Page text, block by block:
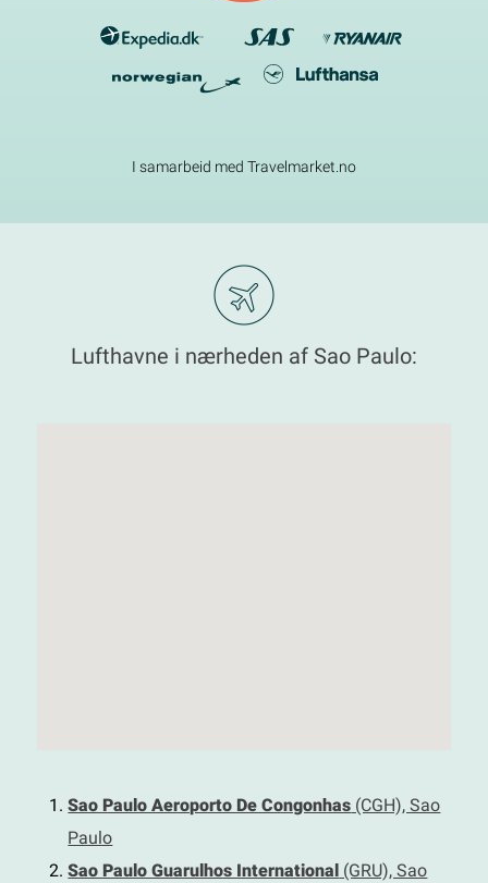
I samarbeid med Travelmarket.no
Lufthavne i nærheden af Sao Paulo:
Sao Paulo Aeroporto De Congonhas (CGH), Sao
Paulo
Sao Paulo Guarulhos International (GRU), Sao